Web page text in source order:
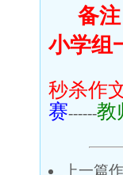
备
小学组
秒杀作
赛------教
上一篇